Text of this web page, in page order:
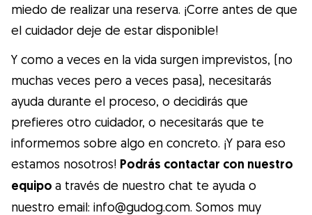
miedo de realizar una reserva. ¡Corre antes de que
el cuidador deje de estar disponible!
Y como a veces en la vida surgen imprevistos, (no
muchas veces pero a veces pasa), necesitarás
ayuda durante el proceso, o decidirás que
prefieres otro cuidador, o necesitarás que te
informemos sobre algo en concreto. ¡Y para eso
estamos nosotros! Podrás contactar con nuestro
equipo a través de nuestro chat te ayuda o
nuestro email: info@gudog.com. Somos muy